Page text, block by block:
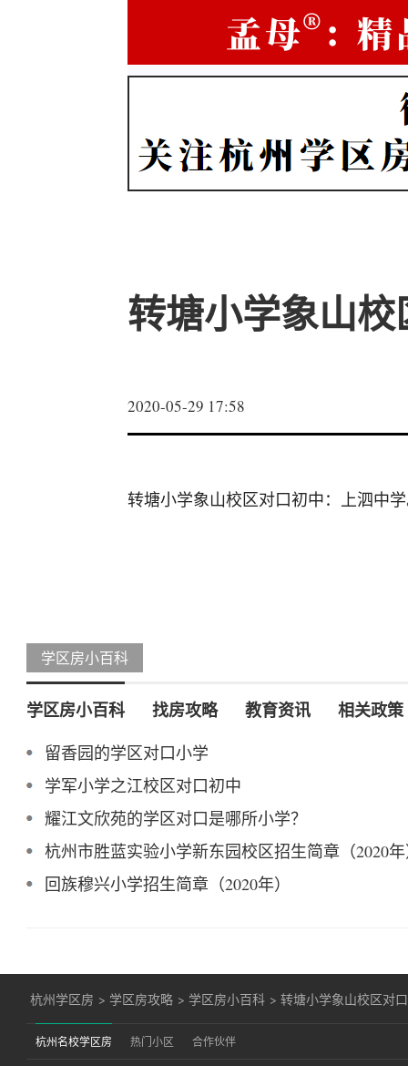
转塘小学象山
2020-05-29 17:58
转塘小学象山校区对口初中：上泗中
学区房小百科
学区房小百科 找房攻略 教育资讯 相关政策
留香园的学区对口小学
学军小学之江校区对口初中
耀江文欣苑的学区对口是哪所小学？
杭州市胜蓝实验小学新东园校区招生简章（2020
回族穆兴小学招生简章（2020年）
杭州学区房 > 学区房攻略 > 学区房小百科 >转塘小学象山校区对
杭州名校学区房 热门小区 合作伙伴